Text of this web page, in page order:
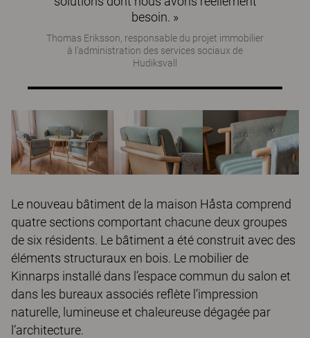
besoin. »
Thomas Eriksson, responsable du projet immobilier
à l’administration des services sociaux de
Hudiksvall
Le nouveau bâtiment de la maison Håsta comprend
quatre sections comportant chacune deux groupes
de six résidents. Le bâtiment a été construit avec des
éléments structuraux en bois. Le mobilier de
Kinnarps installé dans l’espace commun du salon et
dans les bureaux associés reflète l’impression
naturelle, lumineuse et chaleureuse dégagée par
l’architecture.